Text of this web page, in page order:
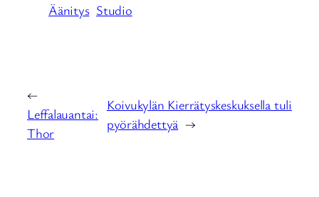
Äänitys Studio
←
Leffalauantai:
Thor
Koivukylän Kierrätyskeskuksella tuli
pyörähdettyä →